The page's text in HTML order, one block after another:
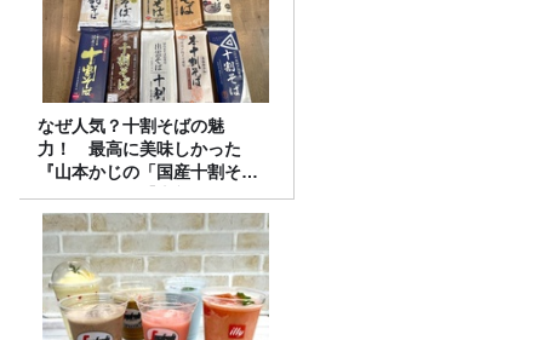
なぜ人気？十割そばの魅
力！ 最高に美味しかった
『山本かじの「国産十割そ
ば」』とは？【十割そば10種
食べ比べ】